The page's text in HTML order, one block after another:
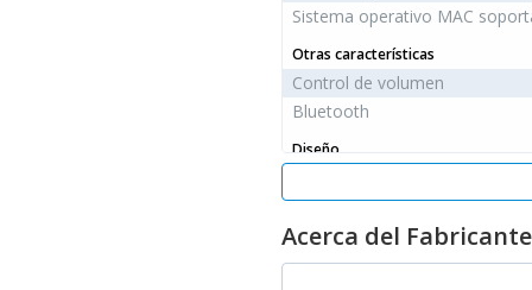
Sistema operativo MAC
Otras características
Control de volumen
Bluetooth
Diseño
Plegable
Color del producto
Tipo de auricular
Acerca del Fabricante